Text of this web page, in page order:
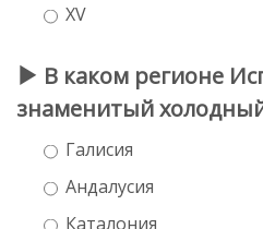
XV
В каком регионе
знаменитый холодный
Галисия
Андалусия
Каталония